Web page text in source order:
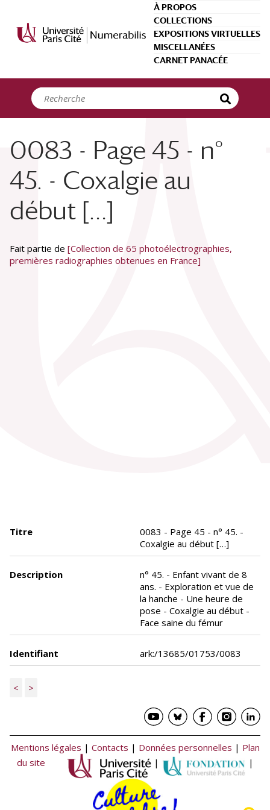
À PROPOS
COLLECTIONS
EXPOSITIONS VIRTUELLES
MISCELLANÉES
CARNET PANACÉE
0083 - Page 45 - n°
45. - Coxalgie au
début […]
Fait partie de [Collection de 65 photoélectrographies,
premières radiographies obtenues en France]
Titre
0083 - Page 45 - n° 45. -
Coxalgie au début […]
Description
n° 45. - Enfant vivant de 8
ans. - Exploration et vue de
la hanche - Une heure de
pose - Coxalgie au début -
Face saine du fémur
Identifiant ark:/13685/01753/0083
< >
Mentions légales | Contacts | Données personnelles | Plan
du site
| |